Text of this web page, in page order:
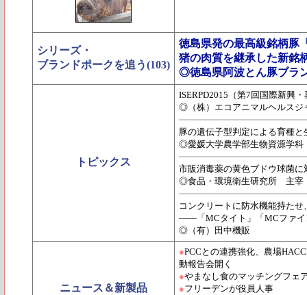
シリーズ・
ブランドポークを追う(103)
徳島県発の最高級銘柄豚
猪の肉質を継承した新銘
◎徳島県阿波とん豚ブラ
トピックス
ISERPD2015（第7回国際新興
◎（株）エコアニマルヘルス
豚の遺伝子型判定による育種
◎愛媛大学農学部生物資源学
市販消毒薬の黄色ブドウ球菌
◎食品・環境衛生研究所 主
コンクリートに防水機能持た
――「MCタイト」「MCファイ
◎（有）田中機販
ニュース＆新製品
●PCCとの連携強化、農場
動報告会開く
●やまなし食のマッチングフェ
●フリーデンが役員人事